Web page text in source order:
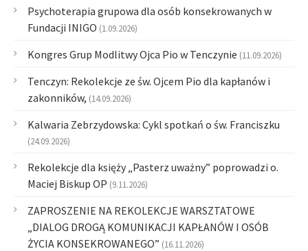
Psychoterapia grupowa dla osób konsekrowanych w
Fundacji INIGO (1.09.2026)
Kongres Grup Modlitwy Ojca Pio w Tenczynie (11.09.2026)
Tenczyn: Rekolekcje ze św. Ojcem Pio dla kapłanów i
zakonników, (14.09.2026)
Kalwaria Zebrzydowska: Cykl spotkań o św. Franciszku
(24.09.2026)
Rekolekcje dla księży „Pasterz uważny” poprowadzi o.
Maciej Biskup OP (9.11.2026)
ZAPROSZENIE NA REKOLEKCJE WARSZTATOWE
„DIALOG DROGĄ KOMUNIKACJI KAPŁANÓW I OSÓB
ŻYCIA KONSEKROWANEGO” (16.11.2026)